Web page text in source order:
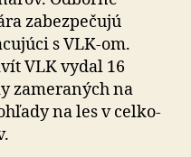
zabezpečujú
s VLK-om.
VLK vydal 16
za­me­ra­ných na
na les v cel­ko­